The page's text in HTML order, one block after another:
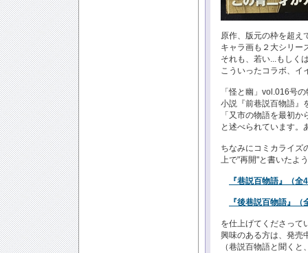
原作、版元の枠を超え
キャラ画も２大シリー
それも、若い...もしく
こういったコラボ、イ
「怪と幽」vol.016号
小説『前巷説百物語』
「又市の物語を最初
と述べられています。
ちなみにコミカライズ
上で"再開"と書いたよ
『巷説百物語』（全
『後巷説百物語』（
を仕上げてくださって
興味のある方は、発売
（巷説百物語と聞く